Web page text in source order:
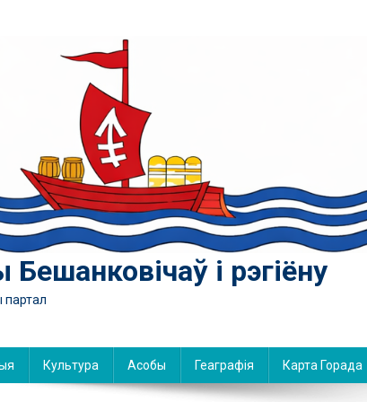
Бешанковічаў і рэгіёну
партал
Культура Асобы Геаграфія Карта Горада